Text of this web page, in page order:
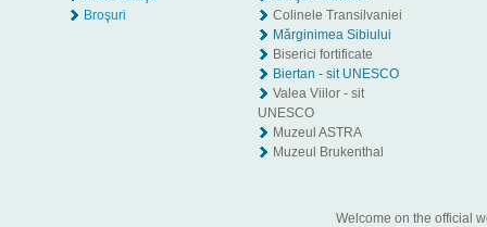
Broşuri
Colinele Transilvaniei
Mărginimea Sibiului
Biserici fortificate
Biertan - sit UNESCO
Valea Viilor - sit
UNESCO
Muzeul ASTRA
Muzeul Brukenthal
Welcome on the official